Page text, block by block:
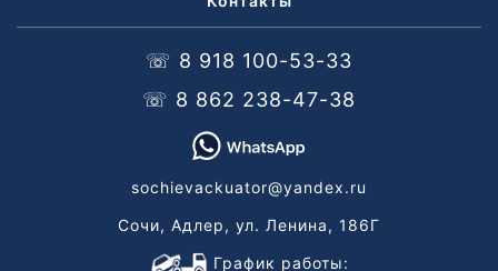
☏ 8 918 100-53-33
☏ 8 862 238-47-38
sochievackuator@yandex.ru
Сочи, Адлер, ул. Ленина, 186Г
График работы: